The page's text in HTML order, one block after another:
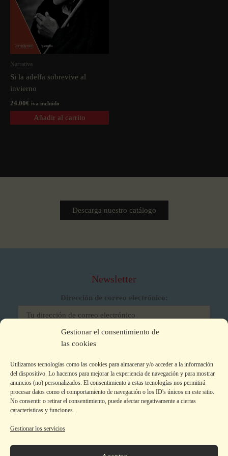
Gestionar el consentimiento de
las cookies
Utilizamos tecnologías como las cookies para almacenar y/o acceder a la información
del dispositivo. Lo hacemos para mejorar la experiencia de navegación y para mostrar
anuncios (no) personalizados. El consentimiento a estas tecnologías nos permitirá
procesar datos como el comportamiento de navegación o los ID's únicos en este sitio.
No consentir o retirar el consentimiento, puede afectar negativamente a ciertas
características y funciones.
Gestionar los servicios
Narrativa
Si la adelfa sobrevive al
invierno
24.00€ iva incluido
Añadir al carrito
Descarga nuestro catálogo
Newsletter
Dirección de correo electrónico:
He leído y acepto los términos y condiciones
Colecciones